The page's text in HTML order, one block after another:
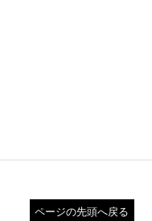
ページの先頭へ戻る